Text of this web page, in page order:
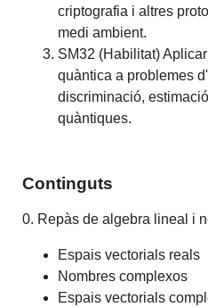
criptografia i altres
medi ambient.
SM32 (Habilitat)
quàntica a problemes
discriminació,
quàntiques.
Continguts
0. Repàs de algebra lineal i
Espais vectorials reals
Nombres complexos
Espais vectorials